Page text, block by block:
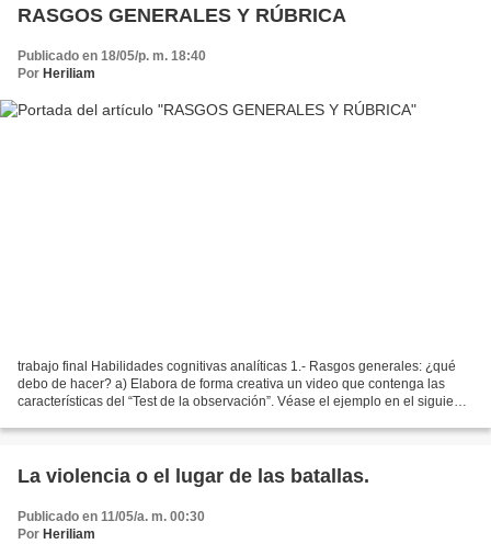
RASGOS GENERALES Y RÚBRICA
Publicado en 18/05/p. m. 18:40
Por Heriliam
trabajo final Habilidades cognitivas analíticas 1.- Rasgos generales: ¿qué
debo de hacer? a) Elabora de forma creativa un video que contenga las
características del “Test de la observación”. Véase el ejemplo en el siguiente
La violencia o el lugar de las batallas.
Publicado en 11/05/a. m. 00:30
Por Heriliam